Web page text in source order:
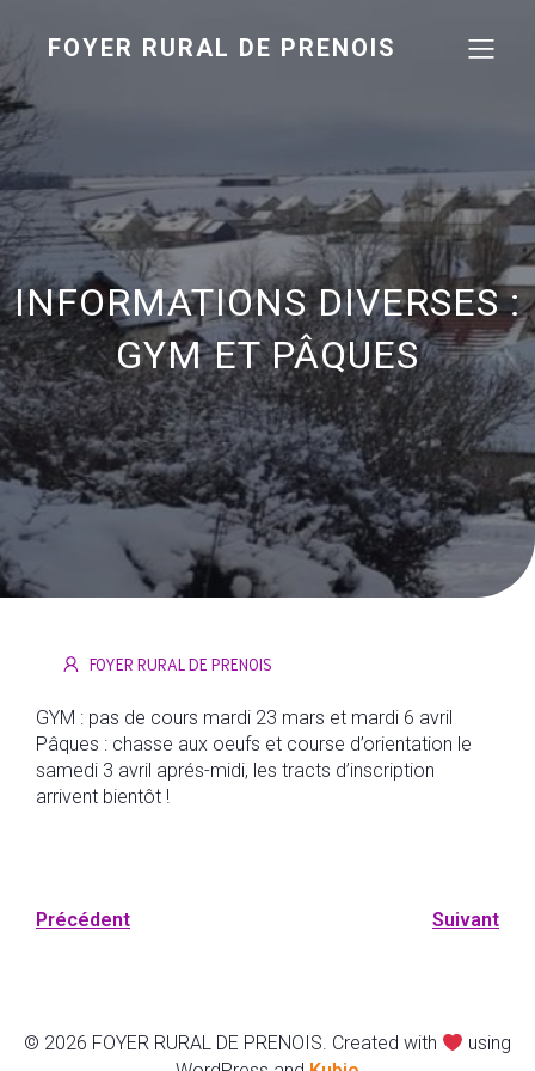
FOYER RURAL DE PRENOIS
INFORMATIONS DIVERSES :
GYM ET PÂQUES
FOYER RURAL DE PRENOIS
GYM : pas de cours mardi 23 mars et mardi 6 avril
Pâques : chasse aux oeufs et course d’orientation le
samedi 3 avril aprés-midi, les tracts d’inscription
arrivent bientôt !
Précédent Suivant
© 2026 FOYER RURAL DE PRENOIS. Created with
using